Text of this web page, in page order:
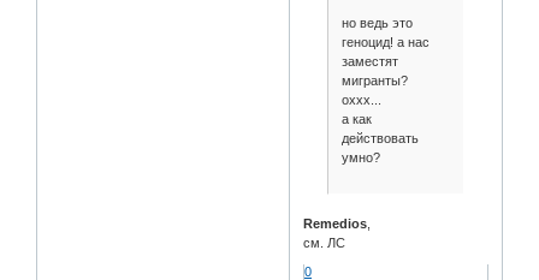
но ведь это
геноцид! а нас
заместят
мигранты?
оххх...
а как
действовать
умно?
Remedios
см. ЛС
0